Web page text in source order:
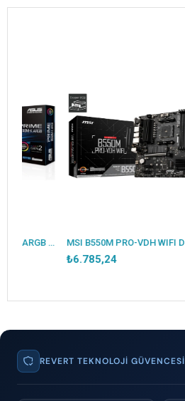
ASUS PRIME B550M-K ARGB DDR4 5100MHZ 1XHDMI 1XDP 2XM.2 USB 3.2 MATX AM4 (AMD AM4 5000/4000G/3000 SERİLERİ İLE UYUMLU) MSI B550M PRO-VDH WIFI DDR4 4400MHZ 1XVGA 1XHDMI 1XDP 2XM.2 USB 3.2 MATX AM4 (AMD 5000/4000G/3000 SERİLERİ İLE UYUMLU)
₺6.785,24
REVERT TEKNOLOJI GÜVENCESI